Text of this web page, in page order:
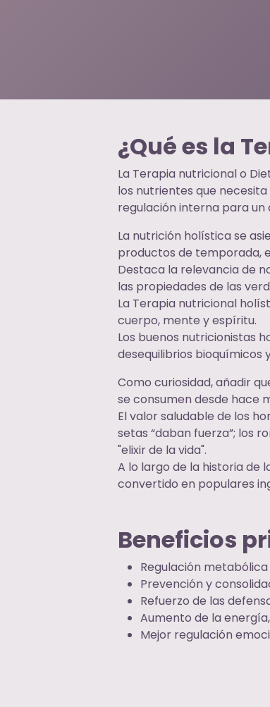
¿Qué es la
La Terapia nutricional o
los nutrientes que
regulación interna para
La nutrición holística se
productos de temporada,
Destaca la relevancia de
las propiedades de las
La Terapia nutricional
cuerpo, mente y espíritu.
Los buenos nutricionistas
desequilibrios bioquímicos
Como curiosidad, añadir
se consumen desde hace
El valor saludable de los
setas “daban fuerza”; los
"elixir de la vida".
A lo largo de la historia de
convertido en populares
Beneficios
Regulación
Prevención y
Refuerzo de las
Aumento de la
Mejor regulación